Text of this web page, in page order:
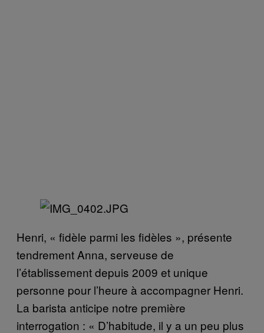
Henri, « fidèle parmi les fidèles », présente
tendrement Anna, serveuse de
l’établissement depuis 2009 et unique
personne pour l’heure à accompagner Henri.
La barista anticipe notre première
interrogation : « D’habitude, il y a un peu plus